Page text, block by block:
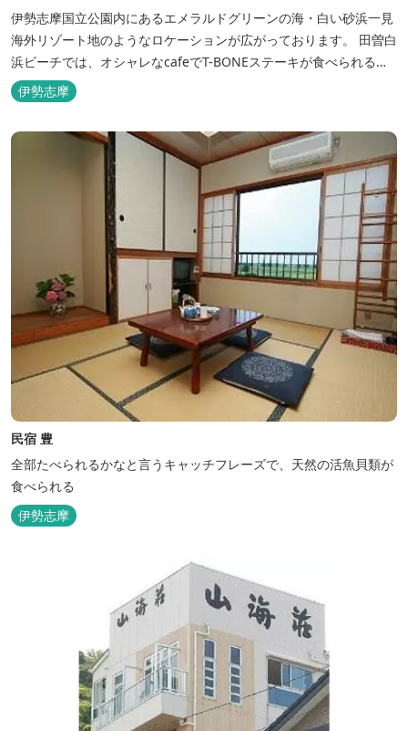
伊勢志摩国立公園内にあるエメラルドグリーンの海・白い砂浜一見
海外リゾート地のようなロケーションが広がっております。 田曽白
浜ビーチでは、オシャレなcafeでT-BONEステーキが食べられる。
又、海を見ながら黄昏るのもよし、アクティブにマリンアクティビ
ティ・スカイダイビング・ヘリコプタークルージングを体験するこ
ともできます。 是非、田曽白浜にございます施設紹介のVTRをご参
伊勢志摩
民宿 豊
全部たべられるかなと言うキャッチフレーズで、天然の活魚貝類が
食べられる
伊勢志摩